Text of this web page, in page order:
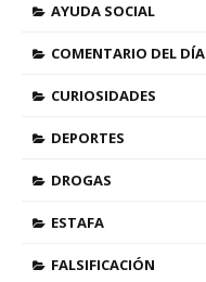
AYUDA SOCIAL
COMENTARIO DEL DÍA
CURIOSIDADES
DEPORTES
DROGAS
ESTAFA
FALSIFICACIÓN